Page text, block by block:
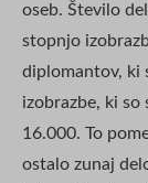
oseb. Število
stopnjo
diplomantov, ki
izobrazbe, ki
16.000. To
ostalo zunaj